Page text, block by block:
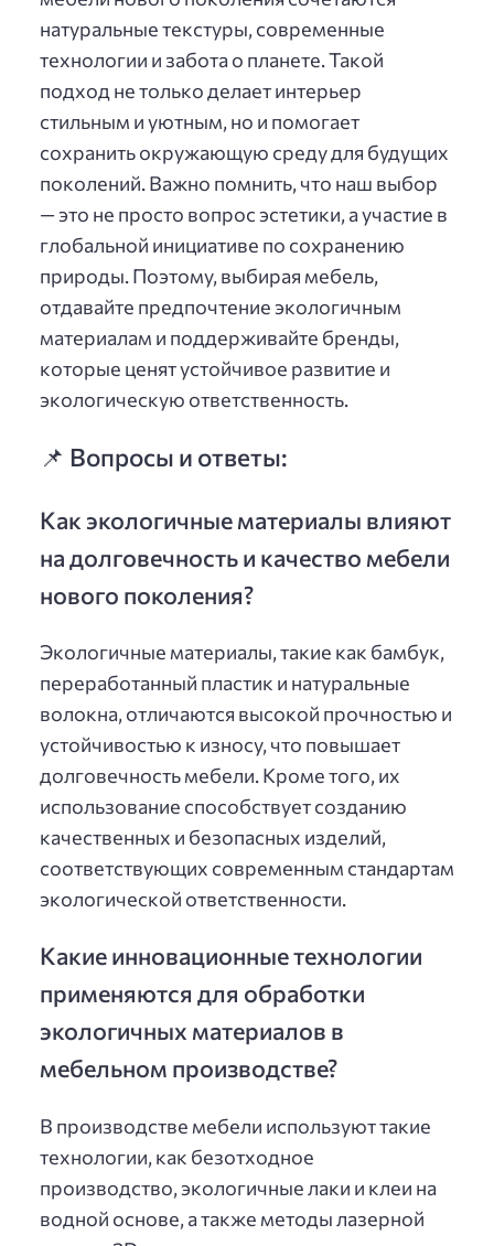
натуральные текстуры, современные
технологии и забота о планете. Такой
подход не только делает интерьер
стильным и уютным, но и помогает
сохранить окружающую среду для будущих
поколений. Важно помнить, что наш выбор
— это не просто вопрос эстетики, а участие в
глобальной инициативе по сохранению
природы. Поэтому, выбирая мебель,
отдавайте предпочтение экологичным
материалам и поддерживайте бренды,
которые ценят устойчивое развитие и
экологическую ответственность.
📌 Вопросы и ответы:
Как экологичные материалы влияют
на долговечность и качество мебели
нового поколения?
Экологичные материалы, такие как бамбук,
переработанный пластик и натуральные
волокна, отличаются высокой прочностью и
устойчивостью к износу, что повышает
долговечность мебели. Кроме того, их
использование способствует созданию
качественных и безопасных изделий,
соответствующих современным стандартам
экологической ответственности.
Какие инновационные технологии
применяются для обработки
экологичных материалов в
мебельном производстве?
В производстве мебели используют такие
технологии, как безотходное
производство, экологичные лаки и клеи на
водной основе, а также методы лазерной